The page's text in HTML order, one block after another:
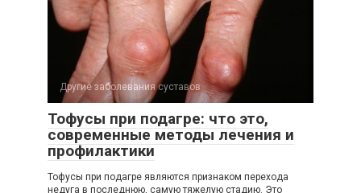
Другие заболевания суставов
Тофусы при подагре: что это,
современные методы лечения и
профилактики
Тофусы при подагре являются признаком перехода
недуга в последнюю, самую тяжелую стадию. Это